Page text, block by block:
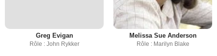
Greg Evigan
Rôle : John Rykker
Melissa Sue Anderson
Rôle : Marilyn Blake